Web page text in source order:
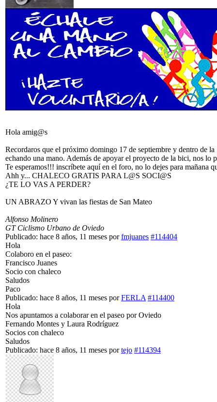
Hola amig@s
Recordaros que el próximo domingo 17 de septiembre y dentro de
echando una mano. Además de apoyar el proyecto de la bici, nos lo
Te esperamos!!! inscríbete aquí en el foro, no lo dejes para mañana
Ahh y... CHALECO GRATIS PARA L@S SOCI@S
¿TE LO VAS A PERDER?
UN ABRAZO Y vivan las fiestas de San Mateo
Alfonso Molinero
GT Ciclismo Urbano de Oviedo
Publicado: hace 8 años, 11 meses porfmjuanes #114404
Hola
Colaboro en el paseo:
Francisco Juanes
Socio con chaleco
Saludos
Paco
Publicado: hace 8 años, 11 meses porFERLA #114400
Hola
Nos apuntamos a colaborar en el paseo por Oviedo
Fernando Montes y Laura Rodríguez
Socios con chaleco
Saludos
Publicado: hace 8 años, 11 meses portejo #114394